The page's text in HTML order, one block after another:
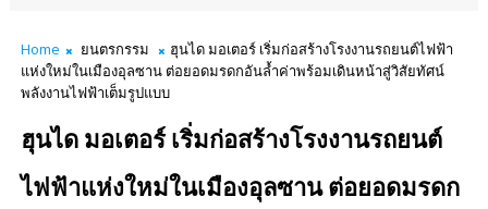
Home ยนตรกรรม
ฮุนได มอเตอร์ เริ่มก่อสร้างโรงงานรถยนต์ไฟฟ้า
แห่งใหม่ในเมืองอุลซาน ต่อยอดมรดกอันล้ำค่าพร้อมเดินหน้าสู่วิสัยทัศน์
พลังงานไฟฟ้าเต็มรูปแบบ
ฮุนได มอเตอร์ เริ่มก่อสร้างโรงงานรถยนต์
ไฟฟ้าแห่งใหม่ในเมืองอุลซาน ต่อยอดมรดก